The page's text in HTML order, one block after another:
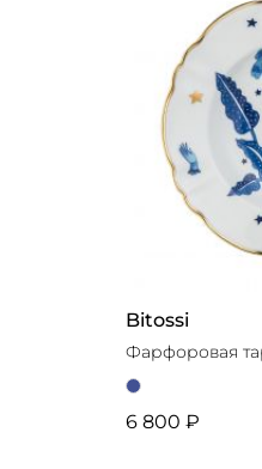
Bitossi
Фарфоровая
6 800 ₽